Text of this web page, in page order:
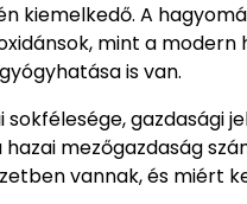
kiemelkedő. A
mint a modern
is van.
gazdasági
mezőgazdaság
vannak, és miért